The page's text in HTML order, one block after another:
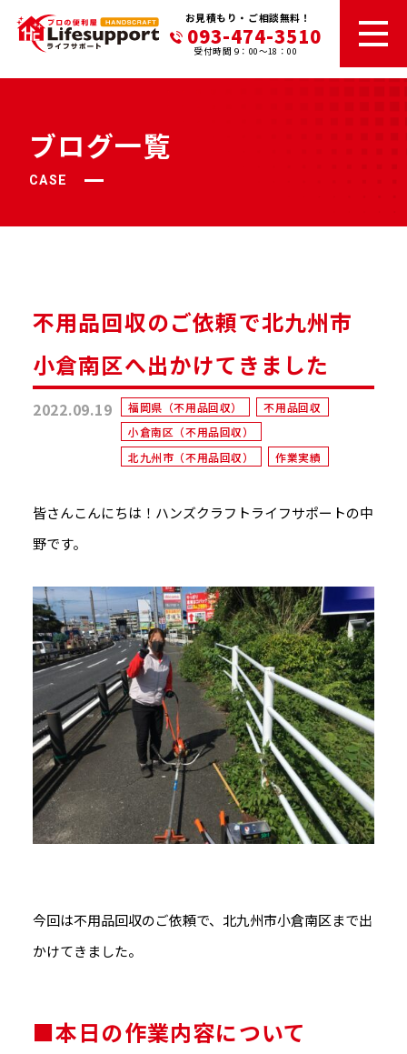
お見積もり・ご相談無料！
093-474-3510
受付時間 9：00～18：00
ブログ一覧
CASE
不用品回収のご依頼で北九州市
小倉南区へ出かけてきました
2022.09.19 福岡県（不用品回収）
不用品回収
小倉南区（不用品回収）
北九州市（不用品回収）
作業実績
皆さんこんにちは！ハンズクラフトライフサポートの中
野です。
今回は不用品回収のご依頼で、北九州市小倉南区まで出
かけてきました。
■本日の作業内容について